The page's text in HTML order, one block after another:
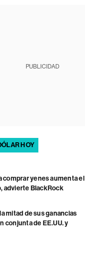
PUBLICIDAD
HOY
comprar yenes aumenta el
advierte BlackRock
mitad de sus ganancias
conjunta de EE.UU. y